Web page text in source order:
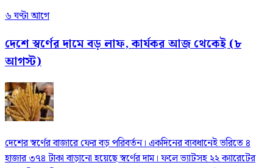
৬ ঘণ্টা আগে
দেশে স্বর্ণের দামে বড় লাফ, কার্যকর আজ থেকেই (৮
আগস্ট)
দেশের স্বর্ণের বাজারে ফের বড় পরিবর্তন। একদিনের ব্যবধানেই ভরিতে ৪
হাজার ৩৭৪ টাকা বাড়ানো হয়েছে স্বর্ণের দাম। ফলে ভ্যাটসহ ২২ ক্যারেটের